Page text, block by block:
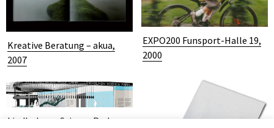
Kreative Beratung – akua,
2007
EXPO200 Funsport-Halle 19,
2000
Lindholmen Science Park,